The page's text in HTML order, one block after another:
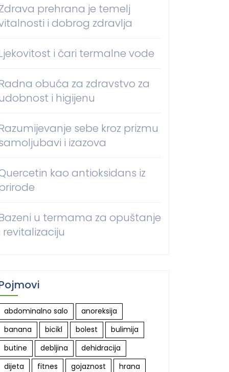
prehrana je temelj
i dobrog zdravlja
i čari termalne vode
obuća za zdravstvo za
i higijenu
sebe kroz prizmu
i izazova
kao antioksidans iz
u termama za opuštanje
revitalizaciju
abdominalno salo
anoreksija
banana
bicikl bolest
bulimija
butine
debljina
dehidracija
dijeta
fitnes gojaznost hrana